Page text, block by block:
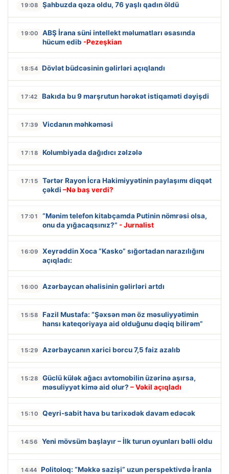
19:08 Şahbuzda qəza oldu, 76 yaşlı qadın öldü
19:00
ABŞ İrana süni intellekt məlumatları əsasında
hücum edib -Pezeşkian
18:54 Dövlət büdcəsinin gəlirləri açıqlandı
17:42 Bakıda bu 9 marşrutun hərəkət istiqaməti dəyişdi
17:39 Vicdanın məhkəməsi
17:18 Kolumbiyada dağıdıcı zəlzələ
17:15
Tərtər Rayon İcra Hakimiyyətinin paylaşımı diqqət
çəkdi –Nə baş verdi?
17:01
“Mənim telefon kitabçamda Putinin nömrəsi olsa,
onu da yığacaqsınız?” - Jurnalist
16:09
Xeyrəddin Xoca “Kasko” sığortadan narazılığını
açıqladı:
16:00 Azərbaycan əhalisinin gəlirləri artdı
15:58
Fazil Mustafa: “Şəxsən mən öz məsuliyyətimin
hansı kateqoriyaya aid olduğunu dəqiq bilirəm”
15:29 Azərbaycanın xarici borcu 7,5 faiz azalıb
15:28
Güclü külək ağacı avtomobilin üzərinə aşırsa,
məsuliyyət kimə aid olur? – Vəkil açıqladı
15:10 Qeyri-sabit hava bu tarixədək davam edəcək
14:56 Yeni mövsüm başlayır – İlk turun oyunları bəlli oldu
14:44 Politoloq: “Məkkə sazişi” uzun perspektivdə İranla